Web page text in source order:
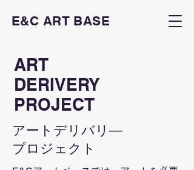
E&C ART BASE
ART
DERIVERY
PROJECT
アートデリバリ―
​プロジェクト